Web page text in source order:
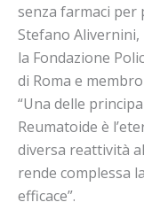
senza farmaci per
Stefano
la Fondazione
di Roma e
“Una delle
Reumatoide è
diversa reattività
rende complessa
efficace”.